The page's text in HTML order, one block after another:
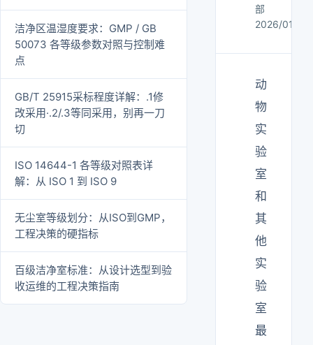
洁净区温湿度要求：GMP / GB
50073 各等级参数对照与控制难
点
GB/T 25915采标程度详解：.1修
改采用·.2/.3等同采用，别再一刀
切
ISO 14644-1 各等级对照表详
解：从 ISO 1 到 ISO 9
无尘室等级划分：从ISO到GMP，
工程决策的硬指标
百级洁净室标准：从设计选型到验
收运维的工程决策指南
部
2026/01/26
动
物
实
验
室
和
其
他
实
验
室
最